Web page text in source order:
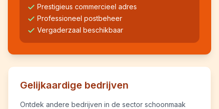
Prestigieus commercieel adres
Professioneel postbeheer
Vergaderzaal beschikbaar
Gelijkaardige bedrijven
Ontdek andere bedrijven in de sector schoonmaak